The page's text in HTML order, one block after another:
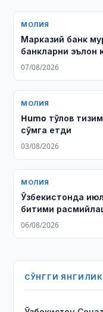
МОЛИЯ
Марказий банк
банкларни эълон
07/08/2026
МОЛИЯ
Humo тўлов
сўмга етди
03/08/2026
МОЛИЯ
Ўзбекистонда
битими
06/08/2026
СЎНГГИ